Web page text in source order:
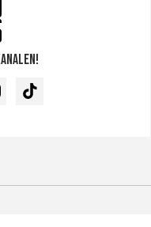
TikTok